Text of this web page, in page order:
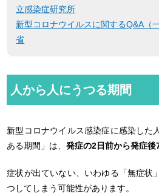
立感染症研究所
新型コロナウイルスに関するQ&A（
省
人から人にうつる期間
新型コロナウイルス感染症に感染した
ある期間」は、発症の2日前から発症後
症状が出ていない、いわゆる「無症状
つしてしまう可能性があります。